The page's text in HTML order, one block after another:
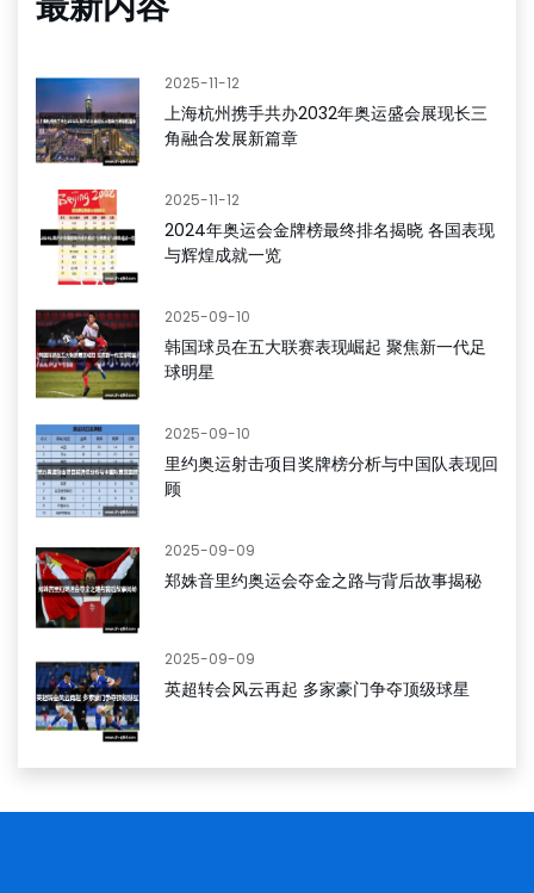
2025-11-12
上海杭州携手共办2032年奥运盛会展现长三
角融合发展新篇章
2025-11-12
2024年奥运会金牌榜最终排名揭晓 各国表现
与辉煌成就一览
2025-09-10
韩国球员在五大联赛表现崛起 聚焦新一代足
球明星
2025-09-10
里约奥运射击项目奖牌榜分析与中国队表现回
顾
2025-09-09
郑姝音里约奥运会夺金之路与背后故事揭秘
2025-09-09
英超转会风云再起 多家豪门争夺顶级球星